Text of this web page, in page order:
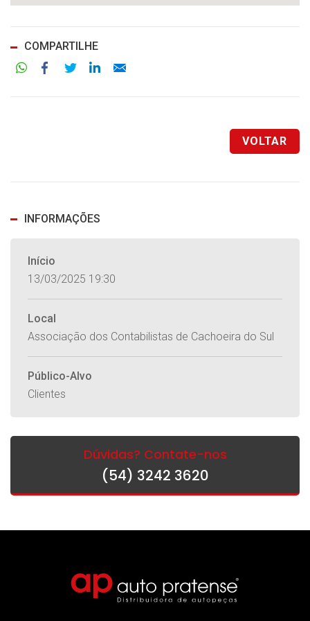
COMPARTILHE
Facebook
Twitter LinkedIn
VOLTAR
INFORMAÇÕES
Início
13/03/2025 19:30
Local
Associação dos Contabilistas de Cachoeira do Sul
Público-Alvo
Clientes
Dúvidas? Contate-nos
(54) 3242 3620